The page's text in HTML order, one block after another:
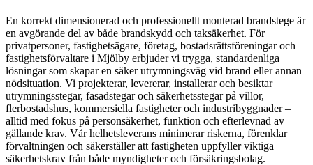
En korrekt dimensionerad och professionellt monterad brandstege är
en avgörande del av både brandskydd och taksäkerhet. För
privatpersoner, fastighetsägare, företag, bostadsrättsföreningar och
fastighetsförvaltare i Mjölby erbjuder vi trygga, standardenliga
lösningar som skapar en säker utrymningsväg vid brand eller annan
nödsituation. Vi projekterar, levererar, installerar och besiktar
utrymningsstegar, fasadstegar och säkerhetsstegar på villor,
flerbostadshus, kommersiella fastigheter och industribyggnader –
alltid med fokus på personsäkerhet, funktion och efterlevnad av
gällande krav. Vår helhetsleverans minimerar riskerna, förenklar
förvaltningen och säkerställer att fastigheten uppfyller viktiga
säkerhetskrav från både myndigheter och försäkringsbolag.